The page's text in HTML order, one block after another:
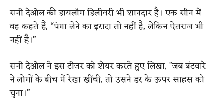
सनी देओल की डायलॉग डिलीवरी भी शानदार है। एक सीन में
वह कहते हैं, “पंगा लेने का इरादा तो नहीं है, लेकिन ऐतराज भी
नहीं है।”
सनी देओल ने इस टीजर को शेयर करते हुए लिखा, ”जब बंटवारे
ने लोगों के बीच में रेखा खींची, तो उसने डर के ऊपर साहस को
चुना।”